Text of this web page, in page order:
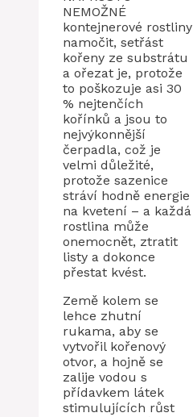
NEMOŽNÉ
kontejnerové rostliny
namočit, setřást
kořeny ze substrátu
a ořezat je, protože
to poškozuje asi 30
% nejtenčích
kořínků a jsou to
nejvýkonnější
čerpadla, což je
velmi důležité,
protože sazenice
stráví hodně energie
na kvetení – a každá
rostlina může
onemocnět, ztratit
listy a dokonce
přestat kvést.
Země kolem se
lehce zhutní
rukama, aby se
vytvořil kořenový
otvor, a hojně se
zalije vodou s
přídavkem látek
stimulujících růst